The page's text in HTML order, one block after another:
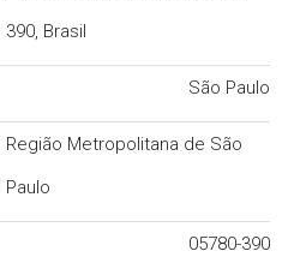
390, Brasil
São Paulo
Região Metropolitana de São
Paulo
05780-390